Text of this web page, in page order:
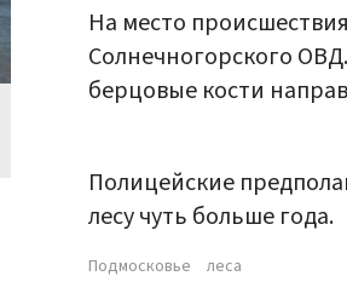
На место
Солнечногорского
берцовые кости
Полицейские
лесу чуть больше года.
Подмосковье леса